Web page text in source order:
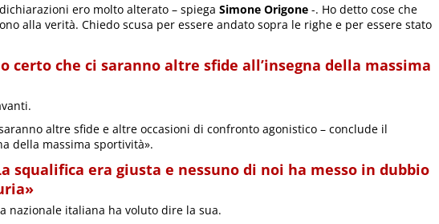
ero molto alterato – spiega Simone Origone -. Ho detto cose che
alla verità. Chiedo scusa per essere andato sopra le righe e per essere stato
certo che ci saranno altre sfide all’insegna della massima
altre sfide e altre occasioni di confronto agonistico – conclude il
della massima sportività».
squalifica era giusta e nessuno di noi ha messo in dubbio
nazionale italiana ha voluto dire la sua.